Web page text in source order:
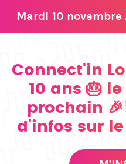
Mardi 10 novembre
Connect'in
10 ans 🎂
prochain
d'infos sur